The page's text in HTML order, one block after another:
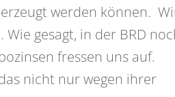
werden können.
gesagt, in der BRD
fressen uns auf.
nicht nur wegen ihrer